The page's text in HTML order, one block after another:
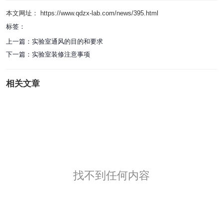
本文网址： https://www.qdzx-lab.com/news/395.html
标签：
上一篇： 实验室通风的目的和要求
下一篇： 实验室装修注意事项
相关文章
找不到任何内容